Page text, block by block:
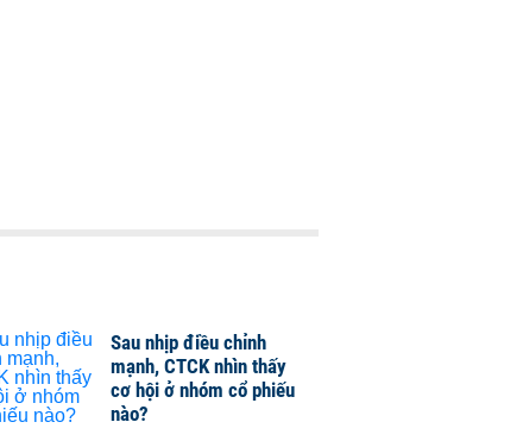
Sau nhịp điều chỉnh
mạnh, CTCK nhìn thấy
cơ hội ở nhóm cổ phiếu
nào?